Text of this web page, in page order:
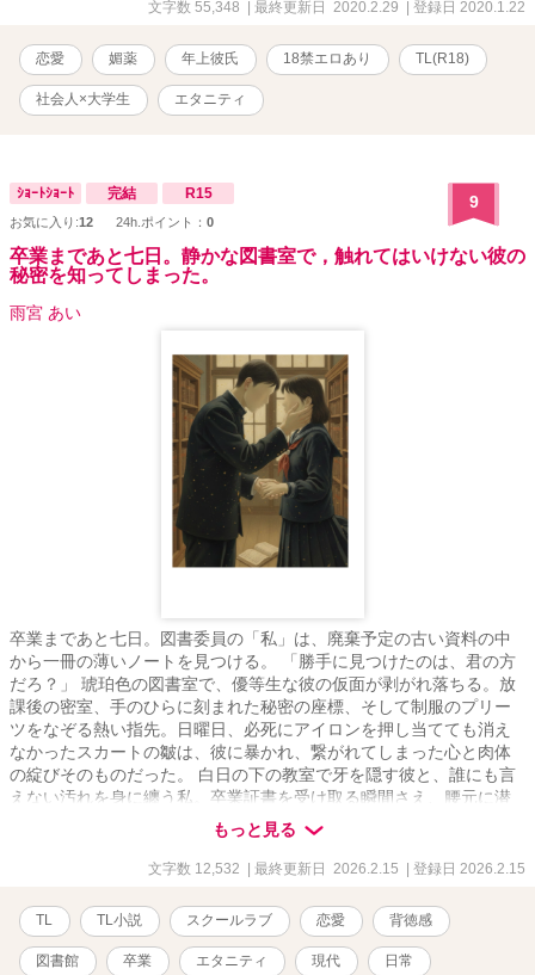
賞 エントリー作品】
文字数 55,348 | 最終更新日 2020.2.29 | 登録日 2020.1.22
恋愛 媚薬 年上彼氏 18禁エロあり TL(R18)
社会人×大学生 エタニティ
ｼｮｰﾄｼｮｰﾄ 完結 R15
お気に入り:12 24h.ポイント： 0
9
卒業まであと七日。静かな図書室で，触れてはいけない彼の
秘密を知ってしまった。
雨宮 あい
卒業まであと七日。図書委員の「私」は、廃棄予定の古い資料の中
から一冊の薄いノートを見つける。 「勝手に見つけたのは、君の方
だろ？」 琥珀色の図書室で、優等生な彼の仮面が剥がれ落ちる。放
課後の密室、手のひらに刻まれた秘密の座標、そして制服のプリー
ツをなぞる熱い指先。日曜日、必死にアイロンを押し当てても消え
なかったスカートの皺は、彼に暴かれ、繋がれてしまった心と肉体
の綻びそのものだった。 白日の下の教室で牙を隠す彼と、誰にも言
えない汚れを身に纏う私。卒業証書を受け取る瞬間さえ、腰元に潜
む「昨日の熱」が私を突き動かす。 清潔な制服の下で深まってい
く、二人にしか分からない背徳の刻印。カウントダウンの果てに待
つのは、残酷な別れか、それとも一生解けない甘い呪縛か――。
もっと見る
文字数 12,532 | 最終更新日 2026.2.15 | 登録日 2026.2.15
TL TL小説 スクールラブ 恋愛 背徳感
図書館 卒業 エタニティ 現代 日常